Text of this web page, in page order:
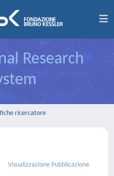
Research
ricercatore
Visualizzazione Pubblicazione